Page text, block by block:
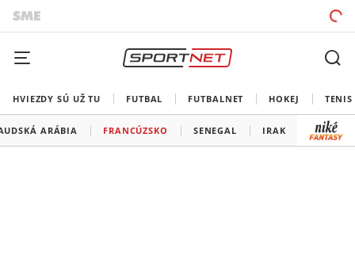
HVIEZDY SÚ UŽ TU FUTBAL FUTBALNET HOKEJ TENIS
ARÁBIA FRANCÚZSKO SENEGAL IRAK NÓRSKO